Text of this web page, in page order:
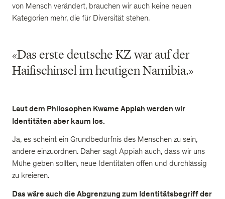
von Mensch verändert, brauchen wir auch keine neuen
Kategorien mehr, die für Diversität stehen.
«Das erste deutsche KZ war auf der
Haifischinsel im heutigen Namibia.»
Laut dem Philosophen Kwame Appiah werden wir
Identitäten aber kaum los.
Ja, es scheint ein Grundbedürfnis des Menschen zu sein,
andere einzuordnen. Daher sagt Appiah auch, dass wir uns
Mühe geben sollten, neue Identitäten offen und durchlässig
zu kreieren.
Das wäre auch die Abgrenzung zum Identitätsbegriff der